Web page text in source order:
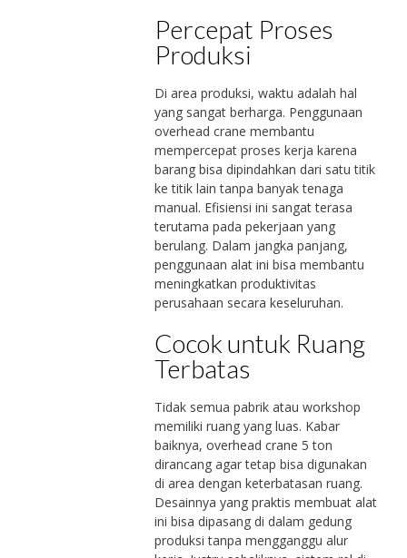
Percepat Proses
Produksi
Di area produksi, waktu adalah hal
yang sangat berharga. Penggunaan
overhead crane membantu
mempercepat proses kerja karena
barang bisa dipindahkan dari satu titik
ke titik lain tanpa banyak tenaga
manual. Efisiensi ini sangat terasa
terutama pada pekerjaan yang
berulang. Dalam jangka panjang,
penggunaan alat ini bisa membantu
meningkatkan produktivitas
perusahaan secara keseluruhan.
Cocok untuk Ruang
Terbatas
Tidak semua pabrik atau workshop
memiliki ruang yang luas. Kabar
baiknya, overhead crane 5 ton
dirancang agar tetap bisa digunakan
di area dengan keterbatasan ruang.
Desainnya yang praktis membuat alat
ini bisa dipasang di dalam gedung
produksi tanpa mengganggu alur